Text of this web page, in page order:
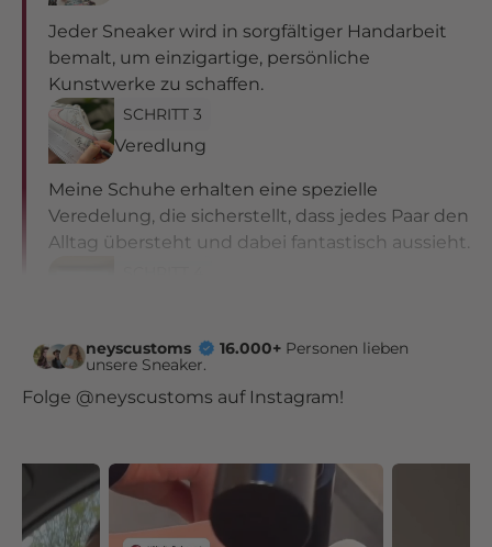
Jeder Sneaker wird in sorgfältiger Handarbeit
bemalt, um einzigartige, persönliche
Kunstwerke zu schaffen.
SCHRITT 3
Veredlung
Meine Schuhe erhalten eine spezielle
Veredelung, die sicherstellt, dass jedes Paar den
Alltag übersteht und dabei fantastisch aussieht.
Sobald Deine Sneaker fertiggestellt sind, sorge
ich für einen schnellen und sicheren Versand
mit DHL Sendungsverfolgung.
neyscustoms 16.000+ Personen lieben
unsere Sneaker.
Folge @neyscustoms auf Instagram!